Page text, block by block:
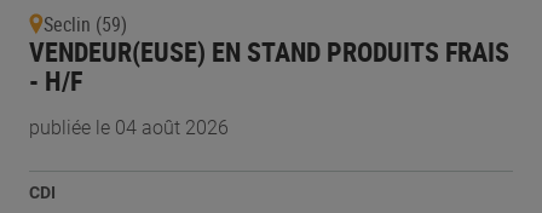
Seclin (59)
VENDEUR(EUSE) EN STAND PRODUITS FRAIS
- H/F
publiée le 04 août 2026
CDI